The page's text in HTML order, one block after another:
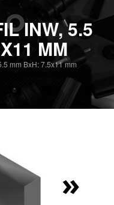
INW, 5.5
MM
mm BxH: 7.5x11 mm
»